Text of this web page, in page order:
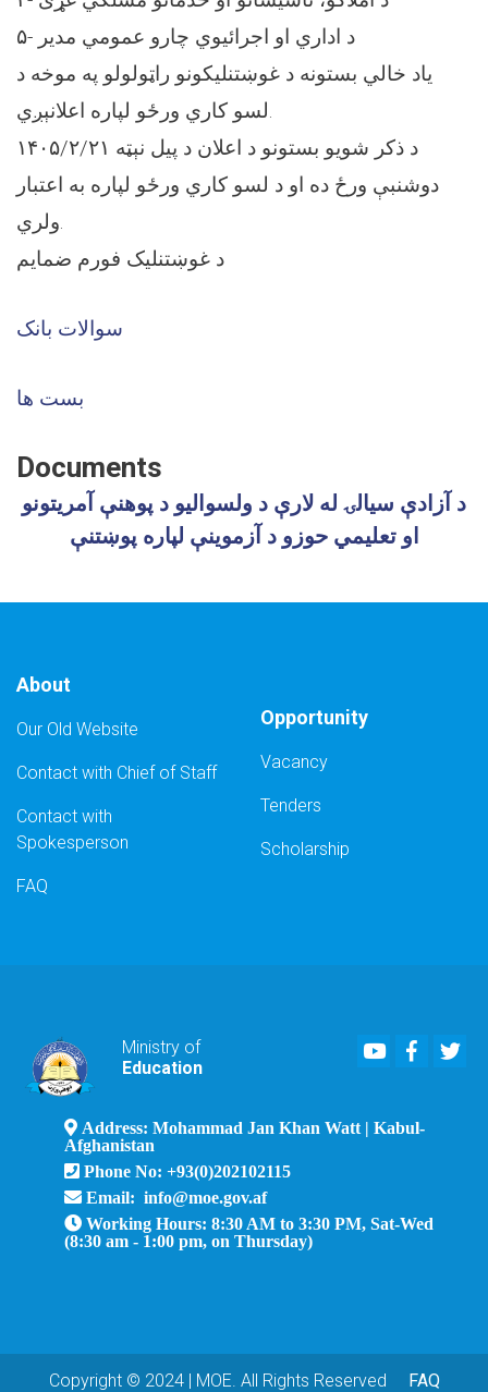
۵- د اداري او اجرائیوي چارو عمومي مدیر
یاد خالي بستونه د غوښتنلیکونو راټولولو په موخه د
د ذکر شویو بستونو د اعلان د پیل نېټه ۱۴۰۵/۲/۲۱
دوشنبې ورځ ده او د لسو کاري ورځو لپاره به اعتبار
د غوښتنلیک فورم ضمایم
سوالات بانک
بست ها
Documents
د آزادې سیالۍ له لارې د ولسوالیو د پوهنې آمریتونو
او تعلیمي حوزو د آزموینې لپاره پوښتنې
About
Our Old Website
Contact with Chief of Staff
Contact with
Spokesperson
FAQ
Opportunity
Vacancy
Tenders
Scholarship
Ministry of
Education
Youtube
Address: Mohammad Jan Khan Watt | Kabul-
Afghanistan
Phone No: +93(0)202102115
Email: info@moe.gov.af
Working Hours: 8:30 AM to 3:30 PM, Sat-Wed
(8:30 am - 1:00 pm, on Thursday)
Copyright © 2024 | MOE. All Rights Reserved FAQ